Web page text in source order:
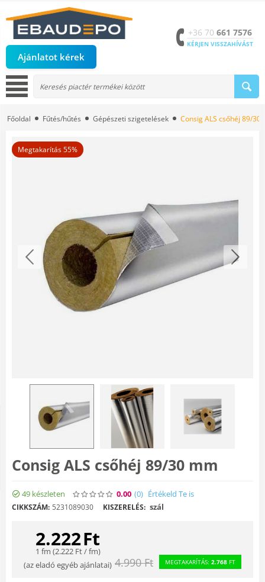
Ajánlatot kérek
+36 70 661 7576
KÉRJEN VISSZAHÍVÁST
Főoldal Fűtés/hűtés Gépészeti szigetelések Consig ALS csőhéj 89/30
Megtakarítás 55%
Consig ALS csőhéj 89/30 mm
49 készleten 0.00 (0) Értékeld Te is
CIKKSZÁM: 5231089030 KISZERELÉS: szál
2.222Ft
1 fm (2.222Ft/ fm)
(az eladó egyéb ajánlatai) 4.990 Ft MEGTAKARÍTÁS: 2.768 FT